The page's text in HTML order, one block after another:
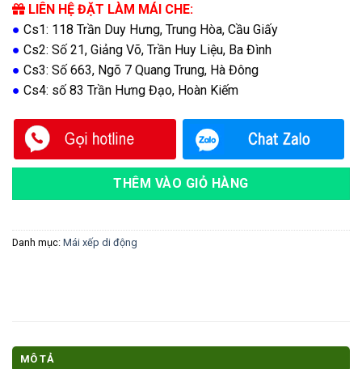
LIÊN HỆ ĐẶT LÀM MÁI CHE:
● Cs1: 118 Trần Duy Hưng, Trung Hòa, Cầu Giấy
● Cs2: Số 21, Giảng Võ, Trần Huy Liệu, Ba Đình
● Cs3: Số 663, Ngõ 7 Quang Trung, Hà Đông
● Cs4: số 83 Trần Hưng Đạo, Hoàn Kiếm
THÊM VÀO GIỎ HÀNG
Danh mục: Mái xếp di động
MÔ TẢ